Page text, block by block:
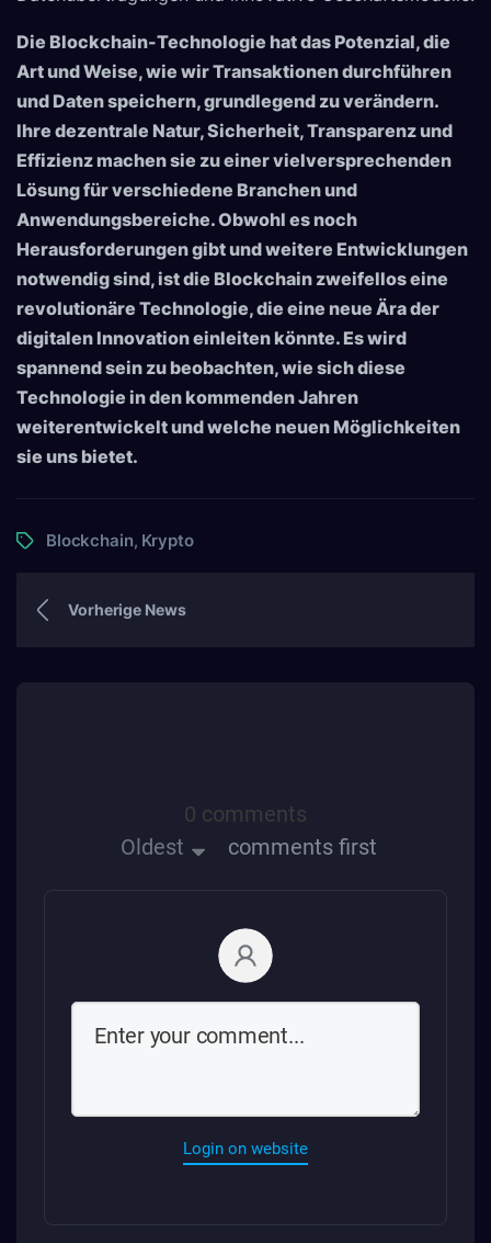
Die Blockchain-Technologie hat das Potenzial, die
Art und Weise, wie wir Transaktionen durchführen
und Daten speichern, grundlegend zu verändern.
Ihre dezentrale Natur, Sicherheit, Transparenz und
Effizienz machen sie zu einer vielversprechenden
Lösung für verschiedene Branchen und
Anwendungsbereiche. Obwohl es noch
Herausforderungen gibt und weitere Entwicklungen
notwendig sind, ist die Blockchain zweifellos eine
revolutionäre Technologie, die eine neue Ära der
digitalen Innovation einleiten könnte. Es wird
spannend sein zu beobachten, wie sich diese
Technologie in den kommenden Jahren
weiterentwickelt und welche neuen Möglichkeiten
sie uns bietet.
Blockchain, Krypto
Vorherige News
0 comments
Oldest
comments first
Login on website